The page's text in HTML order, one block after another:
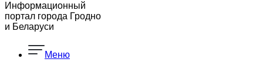
Информационный
портал города Гродно
и Беларуси
Меню